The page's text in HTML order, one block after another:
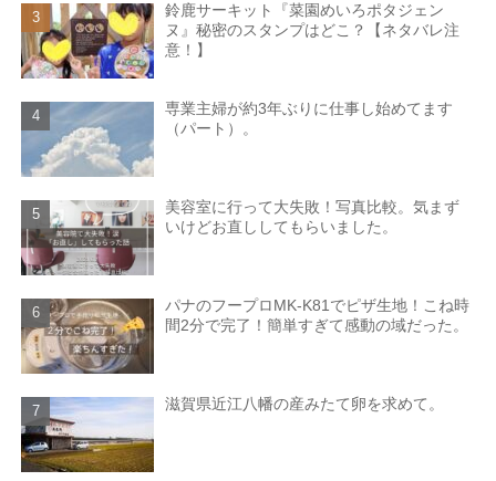
鈴鹿サーキット『菜園めいろポタジェン
ヌ』秘密のスタンプはどこ？【ネタバレ注
意！】
専業主婦が約3年ぶりに仕事し始めてます
（パート）。
美容室に行って大失敗！写真比較。気まず
いけどお直ししてもらいました。
パナのフープロMK-K81でピザ生地！こね時
間2分で完了！簡単すぎて感動の域だった。
滋賀県近江八幡の産みたて卵を求めて。